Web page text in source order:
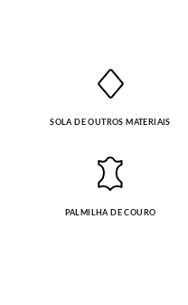
SOLA DE OUTROS MATERIAIS
PALMILHA DE COURO